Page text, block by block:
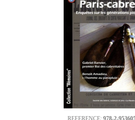
REFERENCE: 978-2-